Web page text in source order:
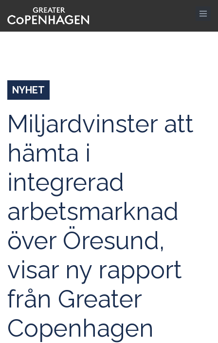
till
huvudinnehåll
NYHET
Miljardvinster att
hämta i
integrerad
arbetsmarknad
över Öresund,
visar ny rapport
från Greater
Copenhagen